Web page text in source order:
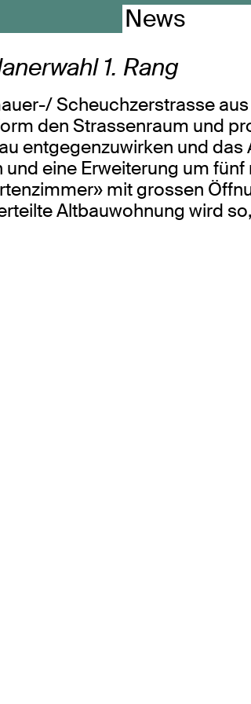
News
1. Rang
Scheuchzerstrasse
den Strassenraum und
entgegenzuwirken und
eine Erweiterung um
mit grossen
Altbauwohnung wird